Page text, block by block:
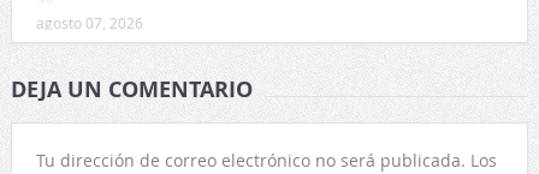
agosto 07, 2026
DEJA UN COMENTARIO
Tu dirección de correo electrónico no será publicada. Los